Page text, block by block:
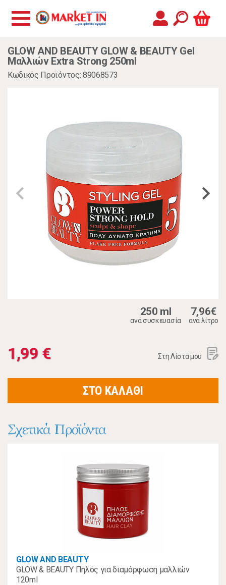
GLOW AND BEAUTY GLOW & BEAUTY Gel
Μαλλιών Extra Strong 250ml
Κωδικός Προϊόντος: 89068573
250 ml
ανά συσκευασία
7,96€
ανά λίτρο
1,99 € Στη Λίστα μου
ΣΤΟ ΚΑΛΑΘΙ
Σχετικά Προϊόντα
GLOW AND BEAUTY
GLOW & BEAUTY Πηλός για διαμόρφωση μαλλιών
120ml